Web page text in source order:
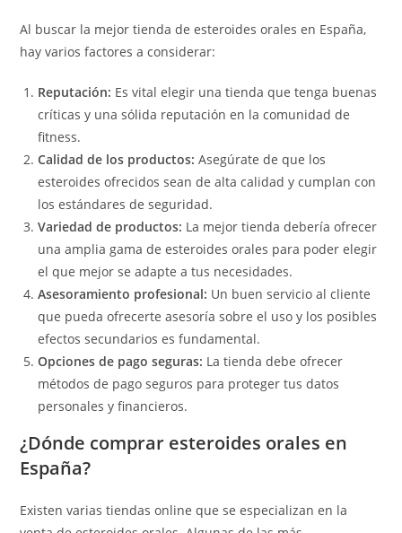
Al buscar la mejor tienda de esteroides orales en España,
hay varios factores a considerar:
Reputación: Es vital elegir una tienda que tenga buenas
críticas y una sólida reputación en la comunidad de
fitness.
Calidad de los productos: Asegúrate de que los
esteroides ofrecidos sean de alta calidad y cumplan con
los estándares de seguridad.
Variedad de productos: La mejor tienda debería ofrecer
una amplia gama de esteroides orales para poder elegir
el que mejor se adapte a tus necesidades.
Asesoramiento profesional: Un buen servicio al cliente
que pueda ofrecerte asesoría sobre el uso y los posibles
efectos secundarios es fundamental.
Opciones de pago seguras: La tienda debe ofrecer
métodos de pago seguros para proteger tus datos
personales y financieros.
¿Dónde comprar esteroides orales en
España?
Existen varias tiendas online que se especializan en la